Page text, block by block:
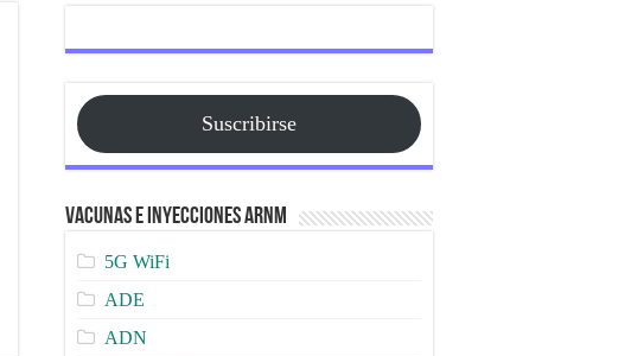
Suscribirse
Vacunas e Inyecciones ARNm
5G WiFi
ADE
ADN